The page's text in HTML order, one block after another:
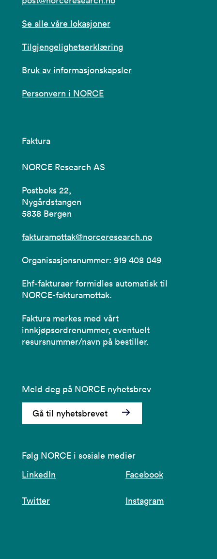
Se alle våre lokasjoner
Tilgjengelighetserklæring
Bruk av informasjonskapsler
Personvern i NORCE
Faktura
NORCE Research AS
Postboks 22,
Nygårdstangen
5838 Bergen
fakturamottak@norceresearch.no
Organisasjonsnummer: 919 408 049
Ehf-fakturaer formidles automatisk til
NORCE-fakturamottak.
Faktura merkes med vårt
innkjøpsordrenummer, eventuelt
resursnummer/navn på bestiller.
Meld deg på NORCE nyhetsbrev
Gå til nyhetsbrevet
Følg NORCE i sosiale medier
LinkedIn
Facebook
Twitter Instagram